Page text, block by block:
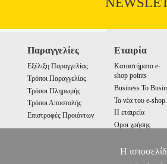
Παραγγελίες
Εξέλιξη Παραγγελίας
Τρόποι Παραγγελίας
Τρόποι Πληρωμής
Τρόποι Αποστολής
Επιστροφές Προιόντων
Εταιρία
Καταστήματα e-
shop points
Business To
Τα νέα του e-
Η εταιρεία
Οροι χρήσης
Η